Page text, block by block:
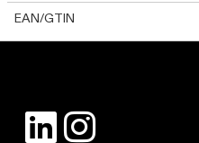
EAN/GTIN